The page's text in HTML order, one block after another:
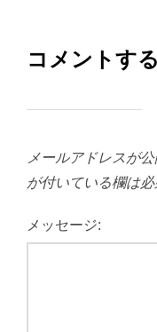
コメントする
メールアドレスが
が付いている欄は
メッセージ: